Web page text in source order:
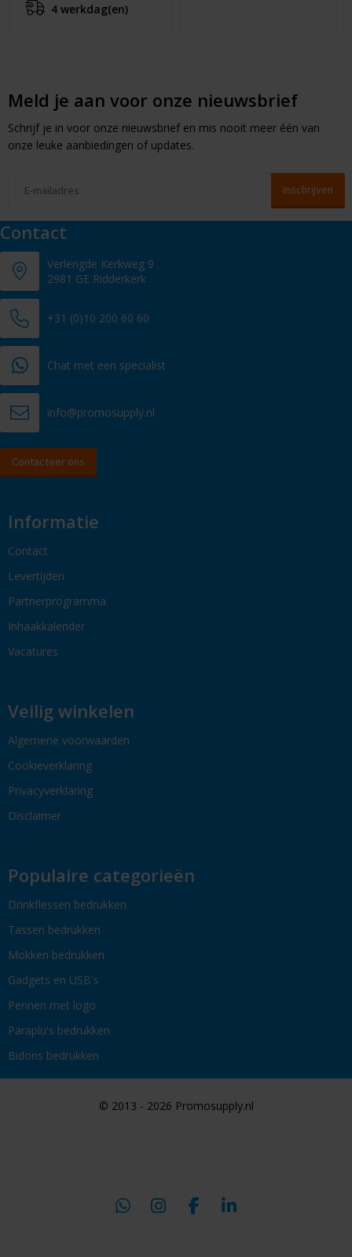
4 werkdag(en)
Meld je aan voor onze nieuwsbrief
Schrijf je in voor onze nieuwsbrief en mis nooit meer één van
onze leuke aanbiedingen of updates.
Contact
Verlengde Kerkweg 9
2981 GE Ridderkerk
+31 (0)10 200 60 60
Chat met een specialist
info@promosupply.nl
Contacteer ons
Informatie
Contact
Levertijden
Partnerprogramma
Inhaakkalender
Vacatures
Veilig winkelen
Algemene voorwaarden
Cookieverklaring
Privacyverklaring
Disclaimer
Populaire categorieën
Drinkflessen bedrukken
Tassen bedrukken
Mokken bedrukken
Gadgets en USB's
Pennen met logo
Paraplu's bedrukken
Bidons bedrukken
© 2013 - 2026 Promosupply.nl